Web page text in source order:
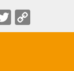
Twitter
Link